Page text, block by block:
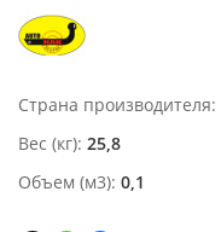
Страна производителя
Вес (кг) 25,8
Объем (м3) 0,1